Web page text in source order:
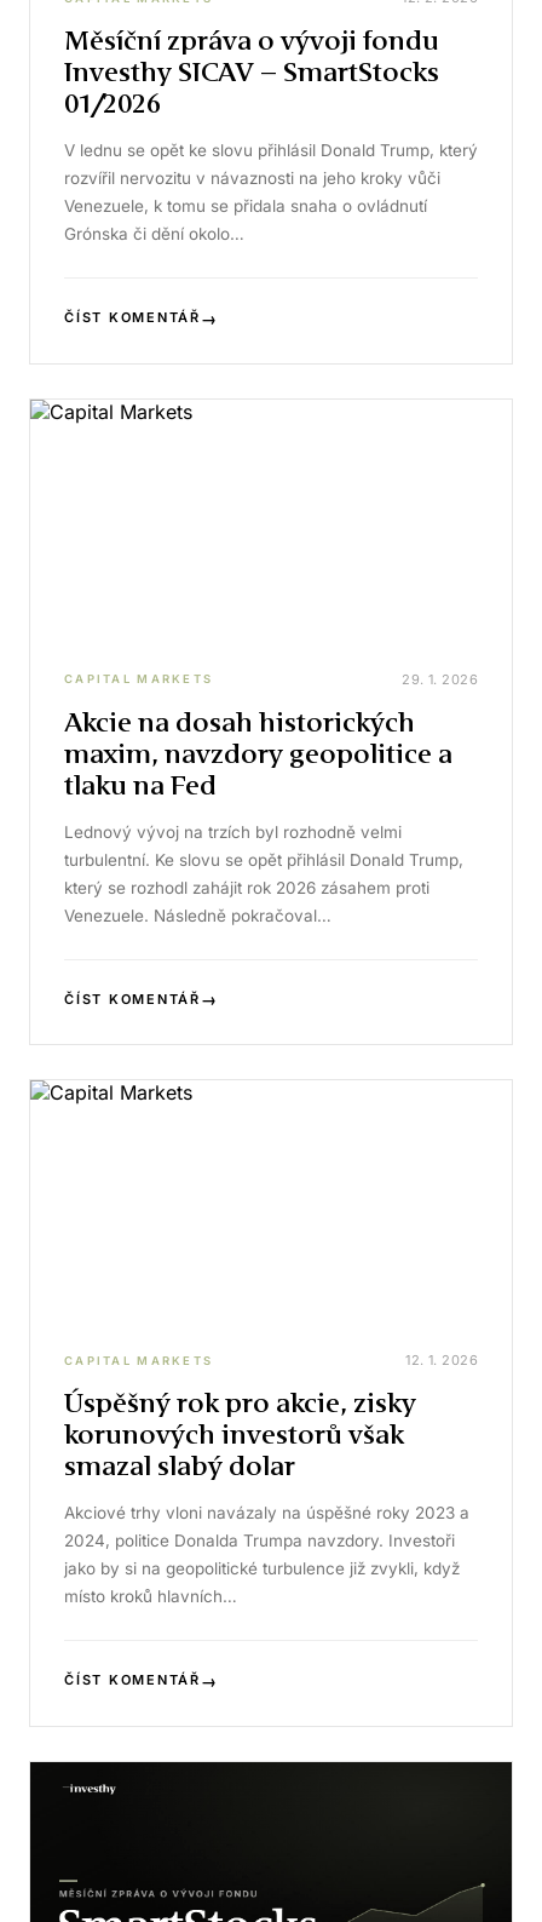
Měsíční zpráva o vývoji fondu
Investhy SICAV – SmartStocks
01/2026
V lednu se opět ke slovu přihlásil Donald Trump, který
rozvířil nervozitu v návaznosti na jeho kroky vůči
Venezuele, k tomu se přidala snaha o ovládnutí
Grónska či dění okolo…
ČÍST KOMENTÁŘ →
CAPITAL MARKETS 29. 1. 2026
Akcie na dosah historických
maxim, navzdory geopolitice a
tlaku na Fed
Lednový vývoj na trzích byl rozhodně velmi
turbulentní. Ke slovu se opět přihlásil Donald Trump,
který se rozhodl zahájit rok 2026 zásahem proti
Venezuele. Následně pokračoval…
ČÍST KOMENTÁŘ →
CAPITAL MARKETS 12. 1. 2026
Úspěšný rok pro akcie, zisky
korunových investorů však
smazal slabý dolar
Akciové trhy vloni navázaly na úspěšné roky 2023 a
2024, politice Donalda Trumpa navzdory. Investoři
jako by si na geopolitické turbulence již zvykli, když
místo kroků hlavních…
ČÍST KOMENTÁŘ →